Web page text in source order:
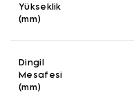
Yükseklik
(mm)
Dingil
Mesafesi
(mm)